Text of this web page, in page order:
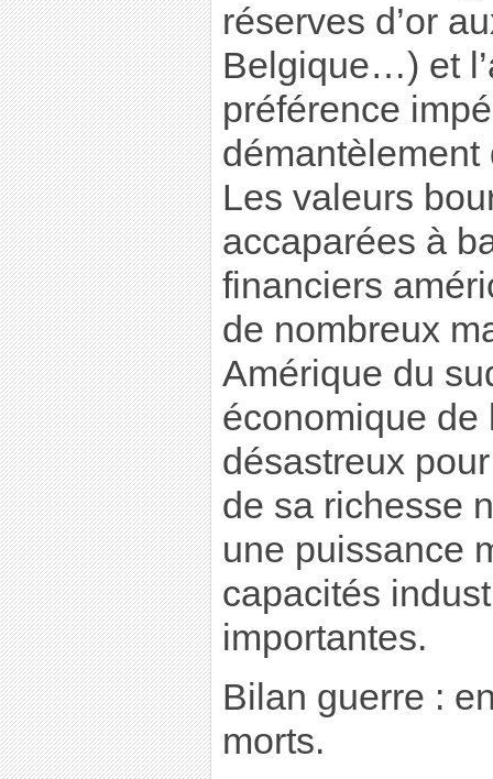
réserves d’or
Belgique…) et
préférence
Les valeurs
accaparées à
financiers
de nombreux
Amérique du
économique de
désastreux
de sa richesse
une puissance
capacités
importantes.
Bilan guerre :
morts.